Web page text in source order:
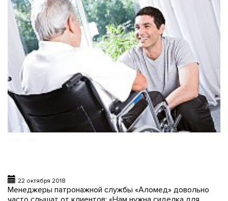
22 октября 2018
Менеджеры патронажной службы «Аломед» довольно